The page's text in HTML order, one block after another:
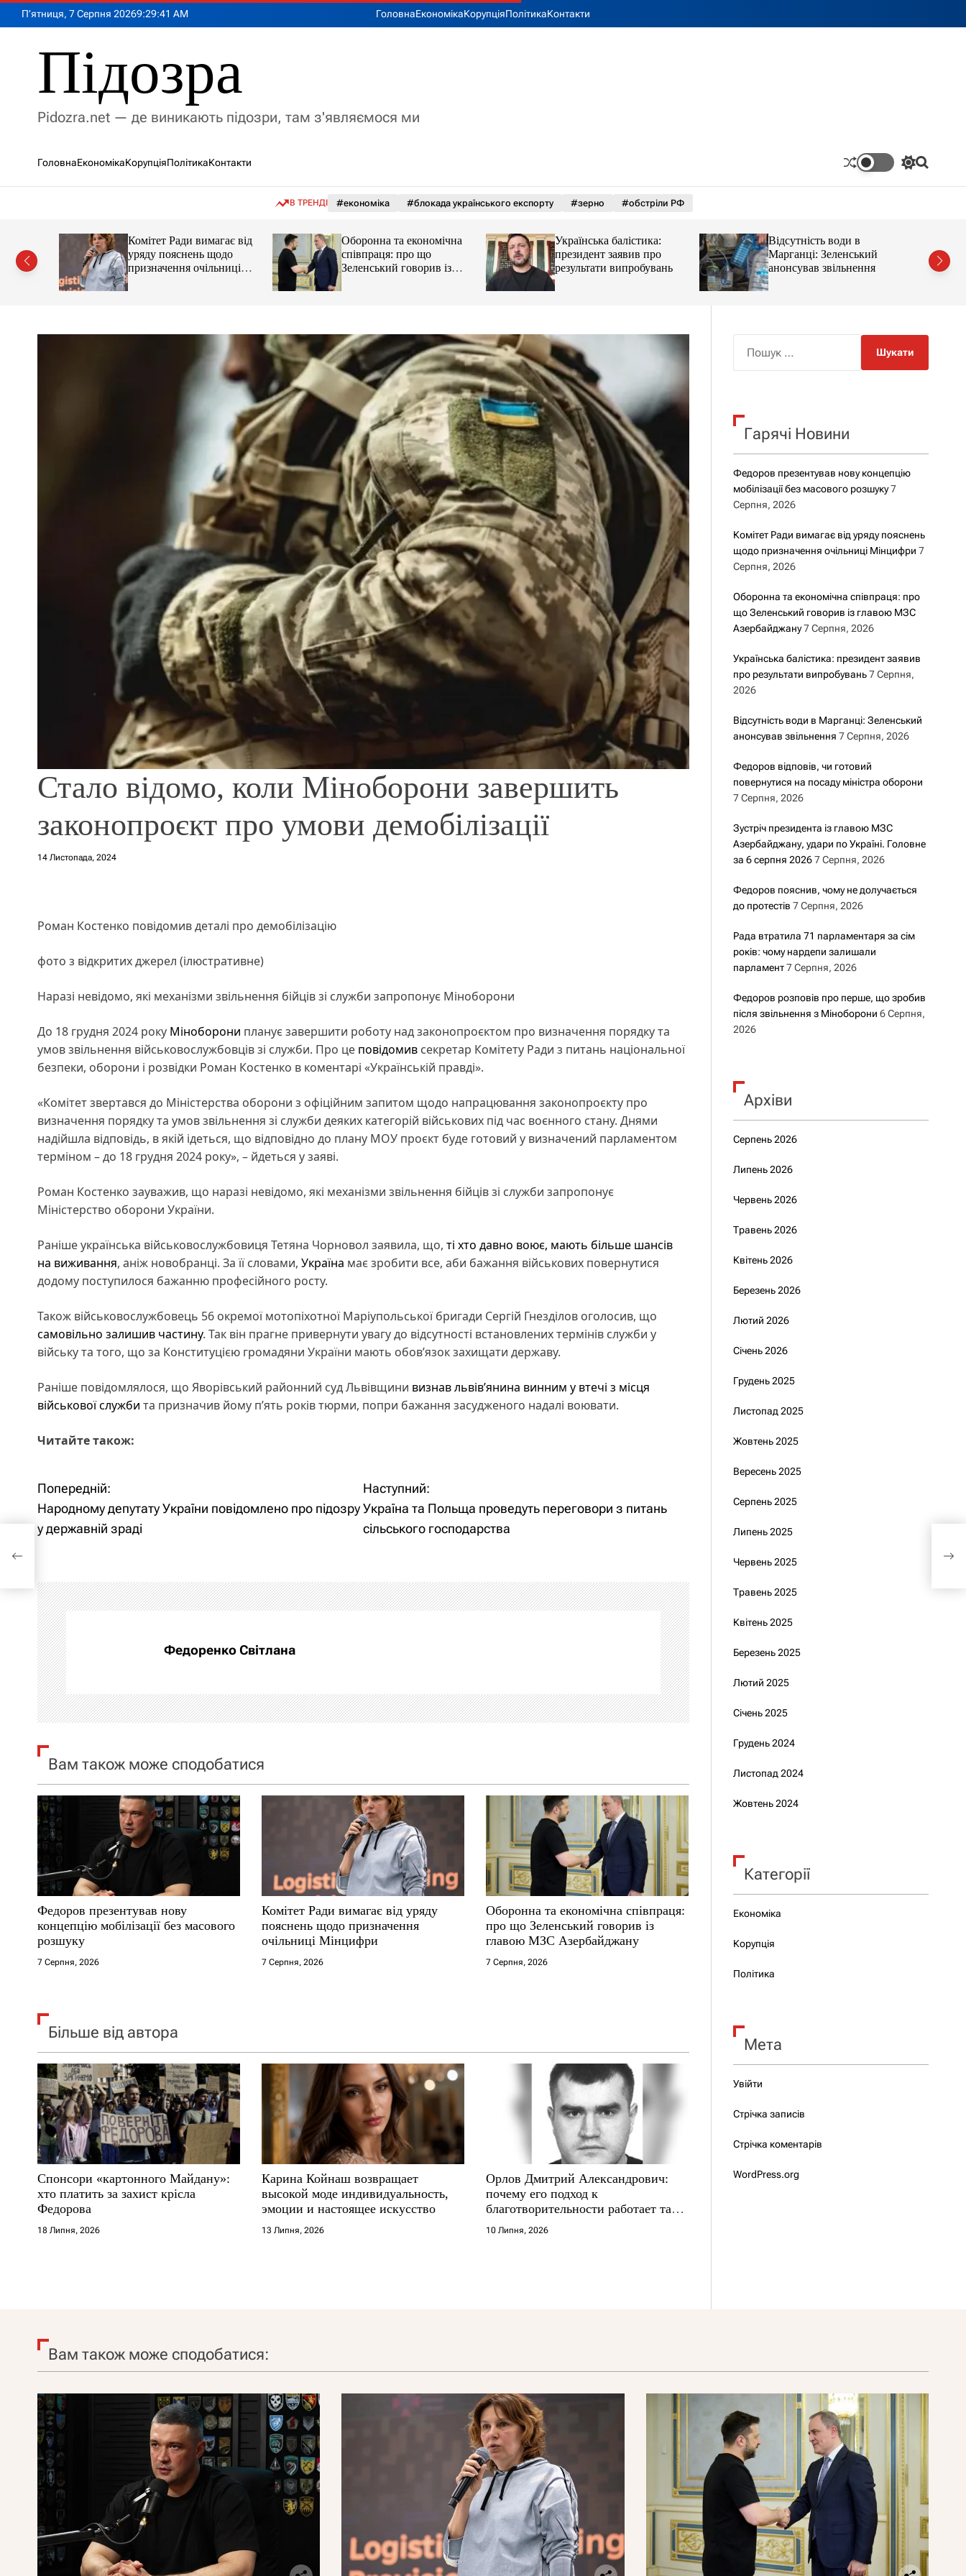
П’ятниця, 7 Серпня 20269:29:43 AM ГоловнаЕкономікаКорупціяПолітикаКонтакти
Підозра
Pidozra.net — де виникають підозри, там з'являємося ми
ГоловнаЕкономікаКорупціяПолітикаКонтакти
П
р
о
у
П
В ТРЕНДІ #економіка #блокада українського експорту #зерно #обстріли РФ
без
Комітет Ради вимагає від
уряду пояснень щодо
призначення очільниці
Мінцифри
Оборонна та економічна
співпраця: про що
Зеленський говорив із
Українська балістика:
президент заявив про
результати випробувань
Відсутність води в
Марганці: Зеленський
анонсував звільнення
Стало відомо, коли Міноборони завершить
законопроєкт про умови демобілізації
14 Листопада, 2024
Роман Костенко повідомив деталі про демобілізацію
фото з відкритих джерел (ілюстративне)
Наразі невідомо, які механізми звільнення бійців зі служби запропонує Міноборони
До 18 грудня 2024 року Міноборони планує завершити роботу над законопроєктом про визначення порядку та
умов звільнення військовослужбовців зі служби. Про це повідомив секретар Комітету Ради з питань національної
безпеки, оборони і розвідки Роман Костенко в коментарі «Українській правді».
«Комітет звертався до Міністерства оборони з офіційним запитом щодо напрацювання законопроєкту про
визначення порядку та умов звільнення зі служби деяких категорій військових під час воєнного стану. Днями
надійшла відповідь, в якій ідеться, що відповідно до плану МОУ проєкт буде готовий у визначений парламентом
терміном – до 18 грудня 2024 року», – йдеться у заяві.
Роман Костенко зауважив, що наразі невідомо, які механізми звільнення бійців зі служби запропонує
Міністерство оборони України.
Раніше українська військовослужбовиця Тетяна Чорновол заявила, що, ті хто давно воює, мають більше шансів
на виживання, аніж новобранці. За її словами, Україна має зробити все, аби бажання військових повернутися
додому поступилося бажанню професійного росту.
Також військовослужбовець 56 окремої мотопіхотної Маріупольської бригади Сергій Гнезділов оголосив, що
самовільно залишив частину. Так він прагне привернути увагу до відсутності встановлених термінів служби у
війську та того, що за Конституцією громадяни України мають обовʼязок захищати державу.
Раніше повідомлялося, що Яворівський районний суд Львівщини визнав львів’янина винним у втечі з місця
військової служби та призначив йому п’ять років тюрми, попри бажання засудженого надалі воювати.
Читайте також:
Н
а
і
г
а
ц
і
я
а
п
и
с
і
в
Попередній:
Народному депутату України повідомлено про підозру
у державній зраді
Наступний:
Україна та Польща проведуть переговори з питань
сільського господарства
Федоренко Світлана
Вам також може сподобатися
Федоров презентував нову
концепцію мобілізації без масового
розшуку
7 Серпня, 2026
Комітет Ради вимагає від уряду
пояснень щодо призначення
очільниці Мінцифри
7 Серпня, 2026
Оборонна та економічна співпраця:
про що Зеленський говорив із
главою МЗС Азербайджану
7 Серпня, 2026
Більше від автора
Спонсори «картонного Майдану»:
хто платить за захист крісла
Федорова
18 Липня, 2026
Карина Койнаш возвращает
высокой моде индивидуальность,
эмоции и настоящее искусство
13 Липня, 2026
Орлов Дмитрий Александрович:
почему его подход к
благотворительности работает там,
где другие не выдерживают
10 Липня, 2026
к
Гарячі Новини
Федоров презентував нову концепцію
мобілізації без масового розшуку 7
Серпня, 2026
Комітет Ради вимагає від уряду пояснень
щодо призначення очільниці Мінцифри 7
Серпня, 2026
Оборонна та економічна співпраця: про
що Зеленський говорив із главою МЗС
Азербайджану 7 Серпня, 2026
Українська балістика: президент заявив
про результати випробувань 7 Серпня,
2026
Відсутність води в Марганці: Зеленський
анонсував звільнення 7 Серпня, 2026
Федоров відповів, чи готовий
повернутися на посаду міністра оборони
7 Серпня, 2026
Зустріч президента із главою МЗС
Азербайджану, удари по Україні. Головне
за 6 серпня 2026 7 Серпня, 2026
Федоров пояснив, чому не долучається
до протестів 7 Серпня, 2026
Рада втратила 71 парламентаря за сім
років: чому нардепи залишали
парламент 7 Серпня, 2026
Федоров розповів про перше, що зробив
після звільнення з Міноборони 6 Серпня,
2026
Архіви
Серпень 2026
Липень 2026
Червень 2026
Травень 2026
Квітень 2026
Березень 2026
Лютий 2026
Січень 2026
Грудень 2025
Листопад 2025
Жовтень 2025
Вересень 2025
Серпень 2025
Липень 2025
Червень 2025
Травень 2025
Квітень 2025
Березень 2025
Лютий 2025
Січень 2025
Грудень 2024
Листопад 2024
Жовтень 2024
Категорії
Економіка
Корупція
Політика
Мета
Увійти
Стрічка записів
Стрічка коментарів
WordPress.org
Вам також може сподобатися: